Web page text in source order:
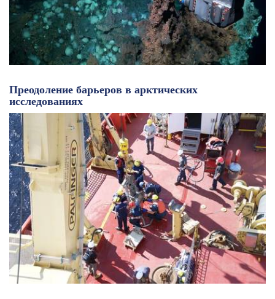
Преодоление барьеров в арктических
исследованиях